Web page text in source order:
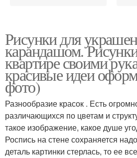
комнатах
Рисунки для
карандашом.
квартире своими
красивые идеи
фото)
Разнообразие красок . Есть
различающихся по цветам и
такое изображение, какое душе
Роспись на стене сохраняется
деталь картинки стерлась, то ее